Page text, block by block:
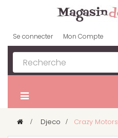
Se connecter Mon Compte
> Djeco > Crazy Motors